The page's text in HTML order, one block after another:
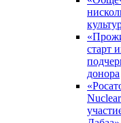
старт
донора